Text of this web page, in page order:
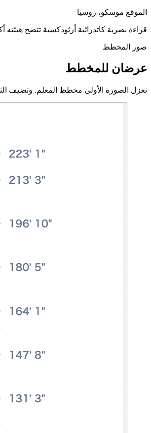
الموقع موسكو، روسيا
قراءة بصرية كاتدرائية أرثوذكسية تتضح
صور المخطط
عرضان للمخطط
تعزل الصورة الأولى مخطط المعلم. وتضيف